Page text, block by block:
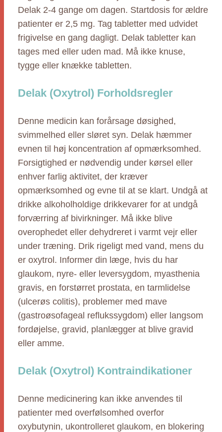
Delak 2-4 gange om dagen. Startdosis for ældre
patienter er 2,5 mg. Tag tabletter med udvidet
frigivelse en gang dagligt. Delak tabletter kan
tages med eller uden mad. Må ikke knuse,
tygge eller knække tabletten.
Delak (Oxytrol) Forholdsregler
Denne medicin kan forårsage døsighed,
svimmelhed eller sløret syn. Delak hæmmer
evnen til høj koncentration af opmærksomhed.
Forsigtighed er nødvendig under kørsel eller
enhver farlig aktivitet, der kræver
opmærksomhed og evne til at se klart. Undgå at
drikke alkoholholdige drikkevarer for at undgå
forværring af bivirkninger. Må ikke blive
overophedet eller dehydreret i varmt vejr eller
under træning. Drik rigeligt med vand, mens du
er oxytrol. Informer din læge, hvis du har
glaukom, nyre- eller leversygdom, myasthenia
gravis, en forstørret prostata, en tarmlidelse
(ulcerøs colitis), problemer med mave
(gastroøsofageal reflukssygdom) eller langsom
fordøjelse, gravid, planlægger at blive gravid
eller amme.
Delak (Oxytrol) Kontraindikationer
Denne medicinering kan ikke anvendes til
patienter med overfølsomhed overfor
oxybutynin, ukontrolleret glaukom, en blokering